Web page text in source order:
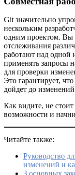
Git значительно
нескольким
одним проектом. Вы
отслеживания
работают над одной
применять запросы
для проверки
Это гарантирует,
дойдет до изменений
Как видите, не
возможности и
Читайте также:
Руководство
изменений и